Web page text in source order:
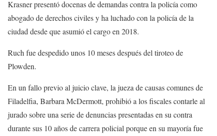
Krasner presentó docenas de demandas contra la policía como
abogado de derechos civiles y ha luchado con la policía de la
ciudad desde que asumió el cargo en 2018.
Ruch fue despedido unos 10 meses después del tiroteo de
Plowden.
En un fallo previo al juicio clave, la jueza de causas comunes de
Filadelfia, Barbara McDermott, prohibió a los fiscales contarle al
jurado sobre una serie de denuncias presentadas en su contra
durante sus 10 años de carrera policial porque en su mayoría fue